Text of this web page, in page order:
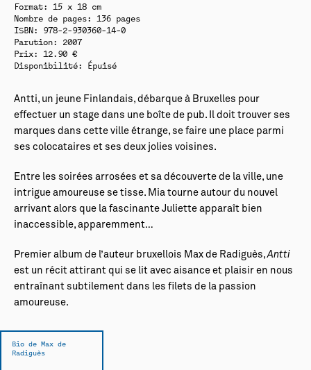
Format: 15 x 18 cm
Nombre de pages: 136 pages
ISBN: 978-2-930360-14-0
Parution: 2007
Prix: 12.90 €
Disponibilité:
Épuisé
Antti, un jeune Finlandais, débarque à Bruxelles pour
effectuer un stage dans une boîte de pub. Il doit trouver ses
marques dans cette ville étrange, se faire une place parmi
ses colocataires et ses deux jolies voisines.
Entre les soirées arrosées et sa découverte de la ville, une
intrigue amoureuse se tisse. Mia tourne autour du nouvel
arrivant alors que la fascinante Juliette apparaît bien
inaccessible, apparemment…
Premier album de l’auteur bruxellois Max de Radiguès,Antti
est un récit attirant qui se lit avec aisance et plaisir en nous
entraînant subtilement dans les filets de la passion
amoureuse.
Bio de Max de
Radiguès